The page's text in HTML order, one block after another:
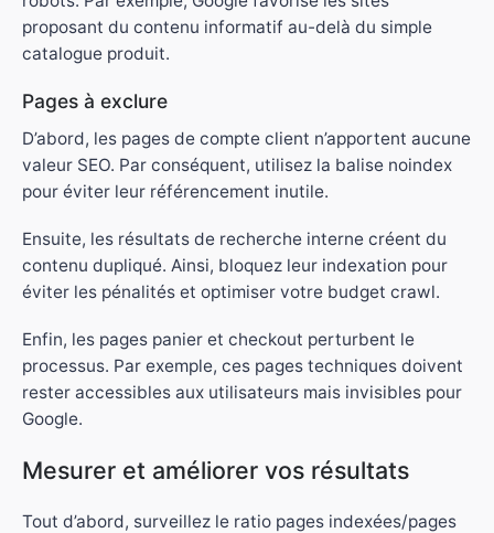
proposant du contenu informatif au-delà du simple
catalogue produit.
Pages à exclure
D’abord, les pages de compte client n’apportent aucune
valeur SEO. Par conséquent, utilisez la balise noindex
pour éviter leur référencement inutile.
Ensuite, les résultats de recherche interne créent du
contenu dupliqué. Ainsi, bloquez leur indexation pour
éviter les pénalités et optimiser votre budget crawl.
Enfin, les pages panier et checkout perturbent le
processus. Par exemple, ces pages techniques doivent
rester accessibles aux utilisateurs mais invisibles pour
Google.
Mesurer et améliorer vos résultats
Tout d’abord, surveillez le ratio pages indexées/pages